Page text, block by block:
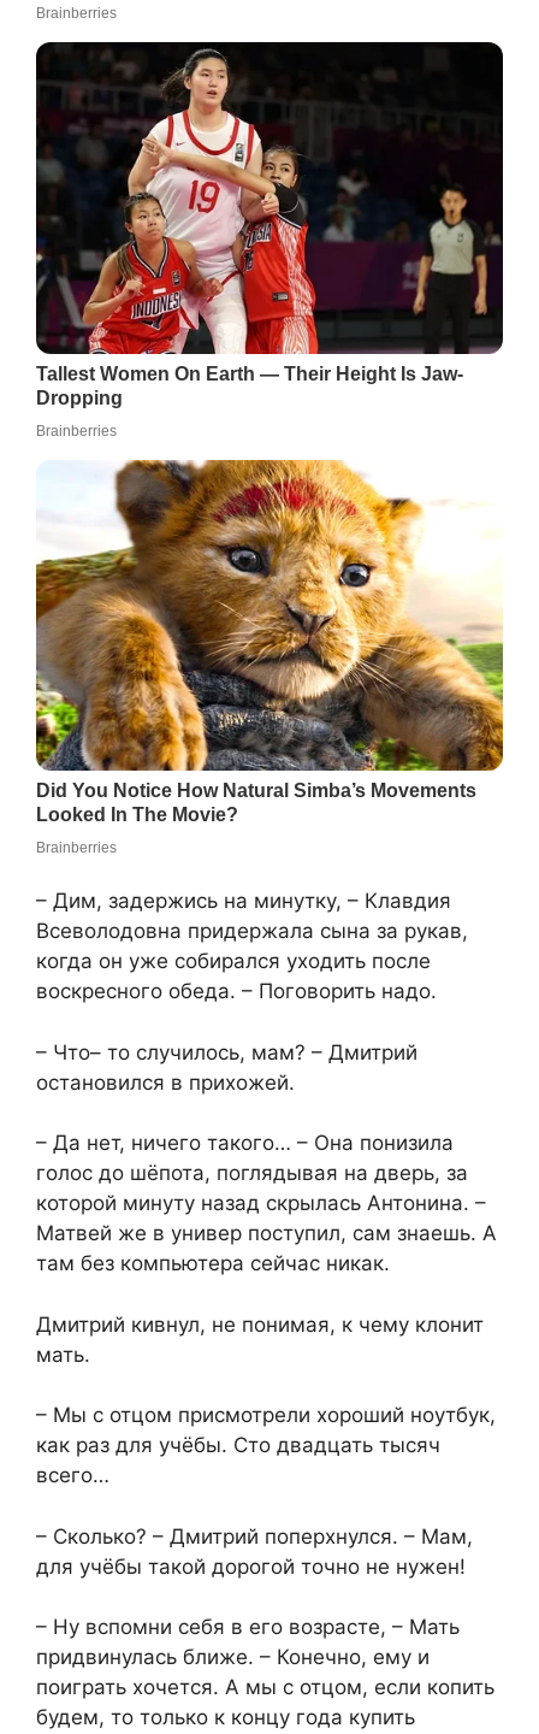
– Дим, задержись на минутку, – Клавдия
Всеволодовна придержала сына за рукав,
когда он уже собирался уходить после
воскресного обеда. – Поговорить надо.
– Что– то случилось, мам? – Дмитрий
остановился в прихожей.
– Да нет, ничего такого… – Она понизила
голос до шёпота, поглядывая на дверь, за
которой минуту назад скрылась Антонина. –
Матвей же в универ поступил, сам знаешь. А
там без компьютера сейчас никак.
Дмитрий кивнул, не понимая, к чему клонит
мать.
– Мы с отцом присмотрели хороший ноутбук,
как раз для учёбы. Сто двадцать тысяч
всего…
– Сколько? – Дмитрий поперхнулся. – Мам,
для учёбы такой дорогой точно не нужен!
– Ну вспомни себя в его возрасте, – Мать
придвинулась ближе. – Конечно, ему и
поиграть хочется. А мы с отцом, если копить
будем, то только к концу года купить